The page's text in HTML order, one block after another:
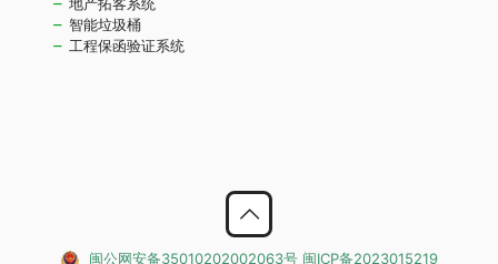
智能垃圾桶
工程保函验证系统
闽公网安备35010202002063号 闽ICP备2023015219